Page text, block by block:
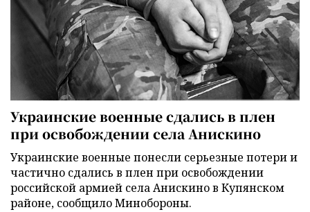
Украинские военные сдались в плен
при освобождении села Анискино
Украинские военные понесли серьезные потери и
частично сдались в плен при освобождении
российской армией села Анискино в Купянском
районе, сообщило Минобороны.